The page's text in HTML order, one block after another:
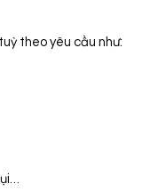
theo yêu cầu như: